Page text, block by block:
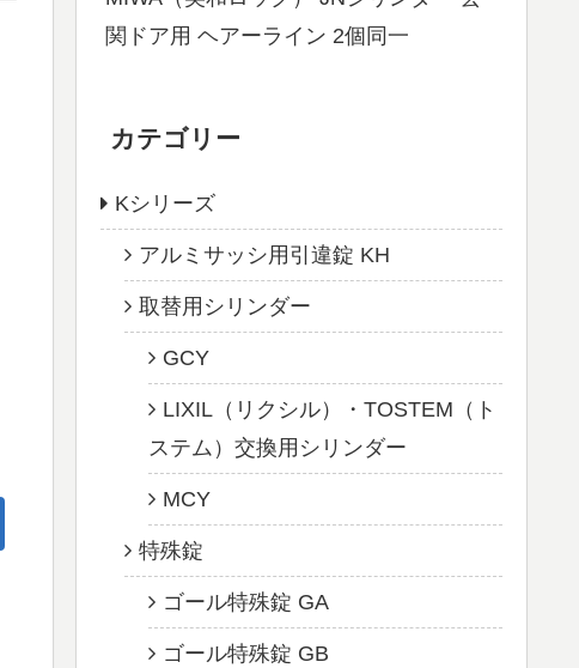
関ドア用 ヘアーライン 2個同一
カテゴリー
Kシリーズ
アルミサッシ用引違錠 KH
取替用シリンダー
GCY
LIXIL（リクシル）・TOSTEM（ト
ステム）交換用シリンダー
MCY
特殊錠
ゴール特殊錠 GA
ゴール特殊錠 GB